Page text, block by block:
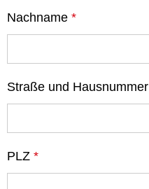
Nachname *
Straße und Hausnummer
PLZ *